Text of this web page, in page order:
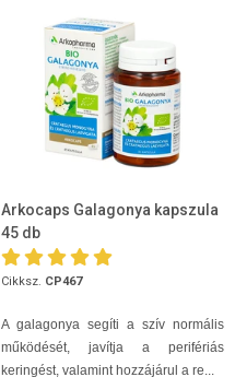
Arkocaps Galagonya kapszula
45 db
Cikksz. CP467
A galagonya segíti a szív normális
működését, javítja a perifériás
keringést, valamint hozzájárul a re...